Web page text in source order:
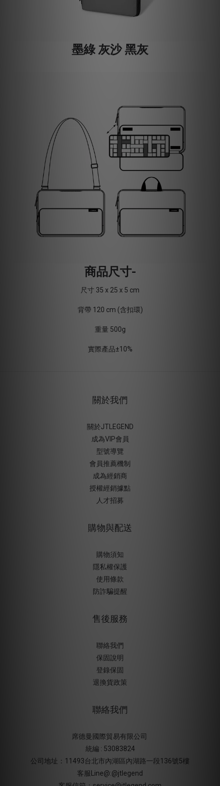
墨綠 灰沙 黑灰
商品尺寸-
尺寸 35 x 25 x 5 cm
背帶 120 cm (含扣環)
重量 500g
實際產品±10%
關於我們
關於JTLEGEND
成為VIP會員
型號導覽
會員推薦機制
成為經銷商
授權經銷據點
人才招募
購物與配送
購物須知
隱私權保護
使用條款
防詐騙提醒
售後服務
聯絡我們
保固說明
登錄保固
退換貨政策
聯絡我們
席德曼國際貿易有限公司
統編 : 53083824
公司地址：11493台北市內湖區內湖路一段136號5樓
客服Line@:@jtlegend